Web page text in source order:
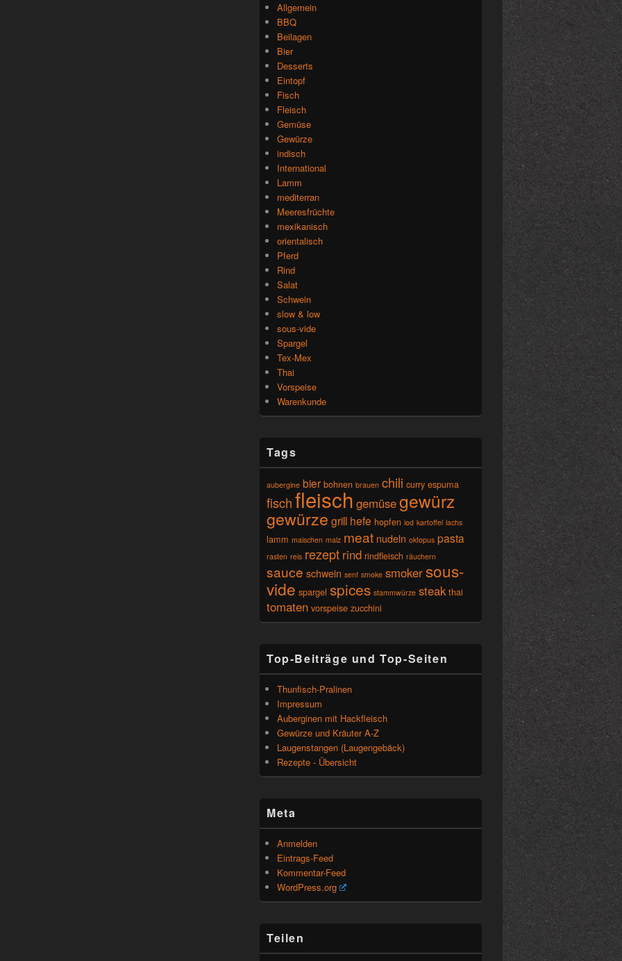
Allgemein
BBQ
Beilagen
Bier
Desserts
Eintopf
Fisch
Fleisch
Gemüse
Gewürze
indisch
International
Lamm
mediterran
Meeresfrüchte
mexikanisch
orientalisch
Pferd
Rind
Salat
Schwein
slow & low
sous-vide
Spargel
Tex-Mex
Thai
Vorspeise
Warenkunde
Tags
aubergine bier bohnen brauen chili curry espuma
fischfleisch gemüsegewürz
gewürze grill hefe hopfen iod kartoffel lachs
lamm maischen malz meat nudeln oktopus pasta
rasten reis rezept rind rindfleisch räuchern
sauce schwein senf smoke smokersous-
vide spargel spices stammwürze steak thai
tomaten vorspeise zucchini
Top-Beiträge und Top-Seiten
Thunfisch-Pralinen
Impressum
Auberginen mit Hackfleisch
Gewürze und Kräuter A-Z
Laugenstangen (Laugengebäck)
Rezepte - Übersicht
Meta
Anmelden
Eintrags-Feed
Kommentar-Feed
WordPress.org
Teilen